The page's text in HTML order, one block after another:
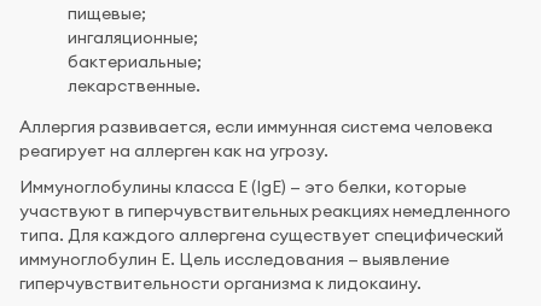
пищевые;
ингаляционные;
бактериальные;
лекарственные.
Аллергия развивается, если иммунная система человека
реагирует на аллерген как на угрозу.
Иммуноглобулины класса Е (IgE) — это белки, которые
участвуют в гиперчувствительных реакциях немедленного
типа. Для каждого аллергена существует специфический
иммуноглобулин Е. Цель исследования — выявление
гиперчувствительности организма к лидокаину.